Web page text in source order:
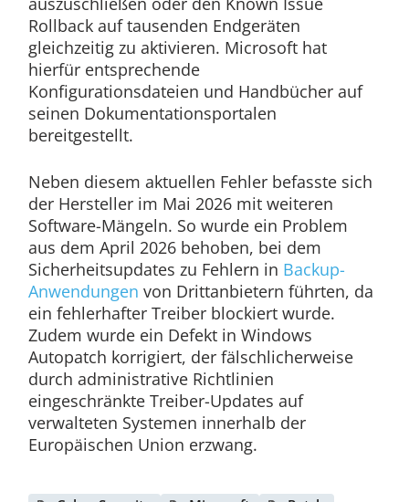
Rollback auf tausenden Endgeräten
gleichzeitig zu aktivieren. Microsoft hat
hierfür entsprechende
Konfigurationsdateien und Handbücher auf
seinen Dokumentationsportalen
bereitgestellt.
Neben diesem aktuellen Fehler befasste sich
der Hersteller im Mai 2026 mit weiteren
Software-Mängeln. So wurde ein Problem
aus dem April 2026 behoben, bei dem
Sicherheitsupdates zu Fehlern in Backup-
Anwendungen von Drittanbietern führten, da
ein fehlerhafter Treiber blockiert wurde.
Zudem wurde ein Defekt in Windows
Autopatch korrigiert, der fälschlicherweise
durch administrative Richtlinien
eingeschränkte Treiber-Updates auf
verwalteten Systemen innerhalb der
Europäischen Union erzwang.